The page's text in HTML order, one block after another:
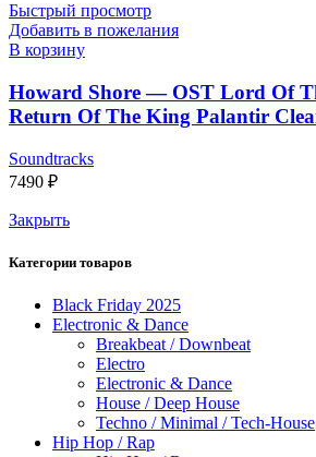
Быстрый просмотр
Добавить в пожелания
В корзину
Howard Shore — OST Lord Of
Return Of The King Palantir
Soundtracks
7490 ₽
Закрыть
Категории товаров
Black Friday 2025
Electronic & Dance
Breakbeat / Downbeat
Electro
Electronic & Dance
House / Deep House
Techno / Minimal / Tech-House
Hip Hop / Rap